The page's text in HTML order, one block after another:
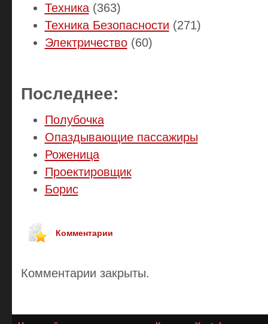
Техника(363)
Техника Безопасности (271)
Электричество(60)
Последнее:
Полубочка
Опаздывающие пассажиры
Роженица
Проектировщик
Борис
Комментарии
Комментарии закрыты.